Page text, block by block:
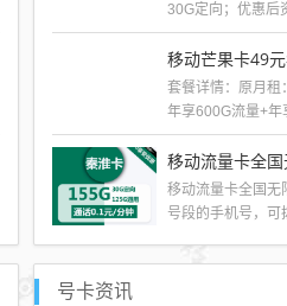
30G定向；优惠后
套餐详情：原月
年享600G流量+
移动流量卡全
移动流量卡全国无
号段的手机号，可
号卡资讯